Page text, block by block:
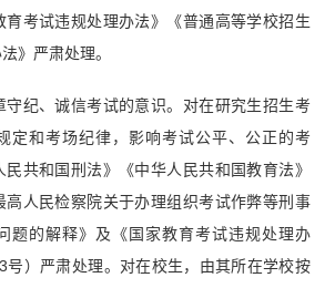
育考试违规处理办法》《普通高等学校招生
》严肃处理。
守纪、诚信考试的意识。对在研究生招生考
定和考场纪律，影响考试公平、公正的考
共和国刑法》《中华人民共和国教育法》
高人民检察院关于办理组织考试作弊等刑事
题的解释》及《国家教育考试违规处理办
号）严肃处理。对在校生，由其所在学校按